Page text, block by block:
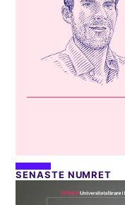
SENASTE NUMRET